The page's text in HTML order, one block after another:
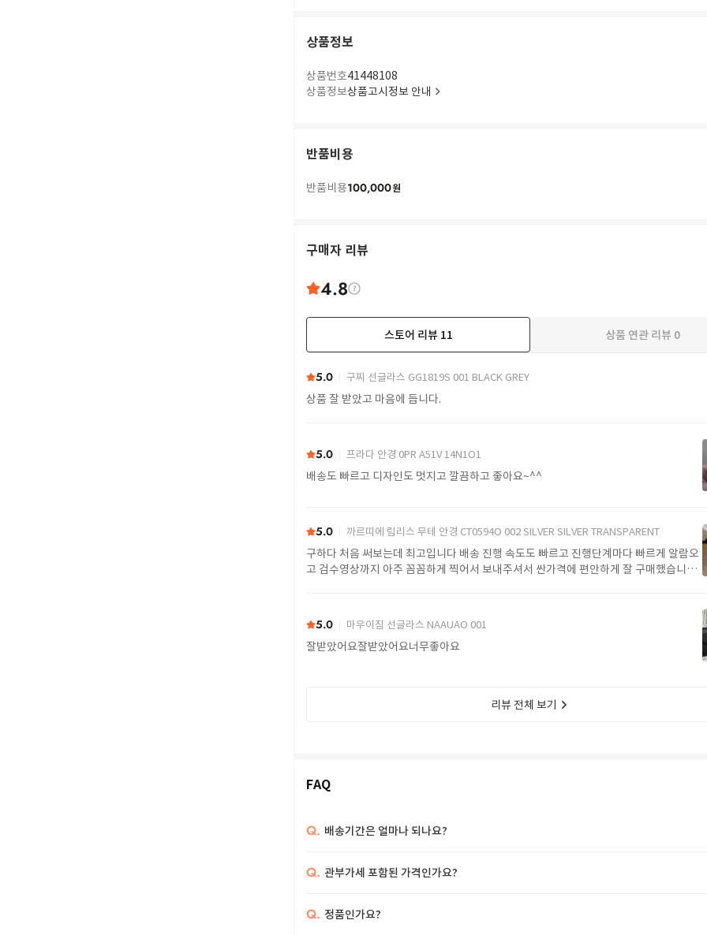
상품정보
상품번호41448108
상품정보상품고시정보 안내
반품비용
반품비용100,000원
구매자 리뷰
4.8
스토어 리뷰 11 상품 연관 리뷰 0
5.0 구찌 선글라스 GG1819S 001 BLACK GREY
상품 잘 받았고 마음에 듭니다.
5.0 프라다 안경 0PR A51V 14N1O1
배송도 빠르고 디자인도 멋지고 깔끔하고 좋아요~^^
5.0 까르띠에 림리스 무테 안경 CT0594O 002 SILVER SILVER TRANSPARENT
구하다 처음 써보는데 최고입니다 배송 진행 속도도 빠르고 진행단계마다 빠르게 알람오
고 검수영상까지 아주 꼼꼼하게 찍어서 보내주셔서 싼가격에 편안하게 잘 구매했습니다.
5.0 마우이짐 선글라스 NAAUAO 001
잘받았어요잘받았어요너무좋아요
리뷰 전체 보기
FAQ
Q. 배송기간은 얼마나 되나요?
Q. 관부가세 포함된 가격인가요?
Q. 정품인가요?